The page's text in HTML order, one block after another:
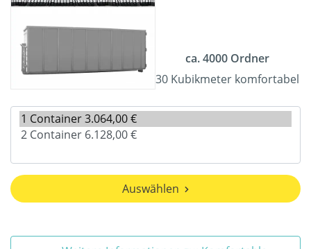
ca. 4000 Ordner
30 Kubikmeter komfortabel
Auswählen